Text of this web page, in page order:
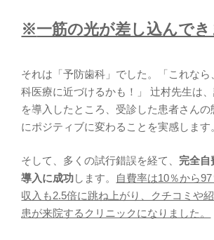
※一筋の光が差し込んでき
それは「予防歯科」でした。「これな
科医療に近づけるかも！」 辻村先生は
を導入したところ、受診した患者さん
にポジティブに変わることを実感します
そして、多くの試行錯誤を経て、 完全自
導入に成功します。 自費率は10％から
収入も2.5倍に跳ね上がり、クチコミや
患が来院するクリニックになりました。